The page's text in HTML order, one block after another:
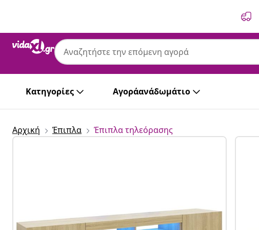
Κατηγορίες Αγοράανάδωμάτιο
Αρχική Έπιπλα Έπιπλα τηλεόρασης